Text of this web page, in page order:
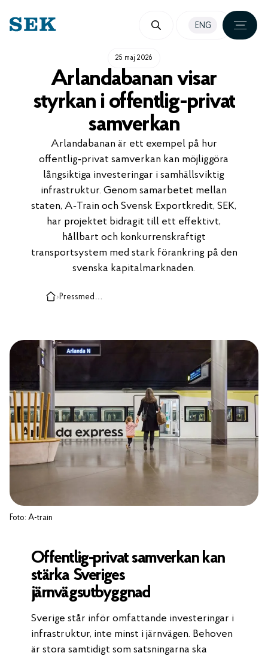
HOPPA
ENG
25 maj 2026
Arlandabanan visar
styrkan i offentlig-privat
samverkan
Arlandabanan är ett exempel på hur
offentlig‑privat samverkan kan möjliggöra
långsiktiga investeringar i samhällsviktig
infrastruktur. Genom samarbetet mellan
staten, A‑Train och Svensk Exportkredit, SEK,
har projektet bidragit till ett effektivt,
hållbart och konkurrenskraftigt
transportsystem med stark förankring på den
svenska kapitalmarknaden.
› Pressmeddelanden, case och insikter
Foto: A-train
Offentlig-privat samverkan kan
stärka Sveriges
järnvägsutbyggnad
Sverige står inför omfattande investeringar i
infrastruktur, inte minst i järnvägen. Behoven
är stora samtidigt som satsningarna ska